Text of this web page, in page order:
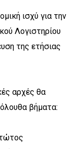
ισχύ για την
Λογιστηρίου
της ετήσιας
αρχές θα
βήματα: